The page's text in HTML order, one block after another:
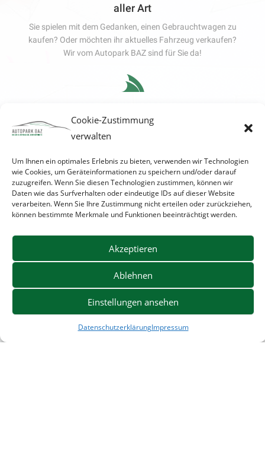
Cookie-Zustimmung
verwalten
Um Ihnen ein optimales Erlebnis zu bieten, verwenden wir Technologien
wie Cookies, um Geräteinformationen zu speichern und/oder darauf
zuzugreifen. Wenn Sie diesen Technologien zustimmen, können wir
Daten wie das Surfverhalten oder eindeutige IDs auf dieser Website
verarbeiten. Wenn Sie Ihre Zustimmung nicht erteilen oder zurückziehen,
können bestimmte Merkmale und Funktionen beeinträchtigt werden.
Akzeptieren
Ablehnen
Einstellungen ansehen
DatenschutzerklärungImpressum
aller Art
Sie spielen mit dem Gedanken, einen Gebrauchtwagen zu
kaufen? Oder möchten ihr aktuelles Fahrzeug verkaufen?
Wir vom Autopark BAZ sind für Sie da!
Zulassungsservice
Wir bieten auch einen Zulassungsservice an. Wir
melden ihren neuen Gebrauchtwagen für Sie an.
Wir sorgen für eine umfassende Beratung! Gerne
telefonisch oder persönlich im Autopark BAZ!
Ankauf von beschädigten Fahrzeugen